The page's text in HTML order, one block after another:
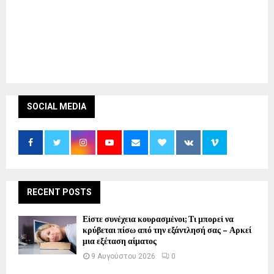
SOCIAL MEDIA
RECENT POSTS
Είστε συνέχεια κουρασμένοι; Τι μπορεί να
κρύβεται πίσω από την εξάντλησή σας – Αρκεί
μια εξέταση αίματος
9 Αυγούστου 2026 0